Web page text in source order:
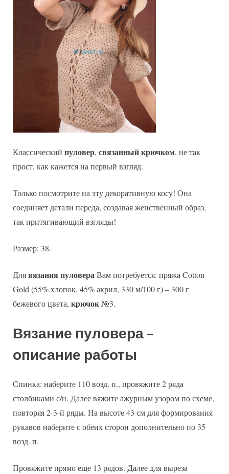
Классический пуловер, связанныйкрючком, не так
прост, как кажется на первый взгляд.
Только посмотрите на эту декоративную косу! Она
соединяет детали переда, создавая женственный образ,
так притягивающий взгляды!
Размер: 38.
ДлявязанияпуловераВам потребуется: пряжа Cotton
Gold (55% хлопок, 45% акрил, 330 м/100 г) – 300 г
бежевого цвета, крючок№3.
Вязание пуловера –
описание работы
Спинка: наберите 110 возд. п., провяжите 2 ряда
столбиками с/н. Далее вяжите ажурным узором по схеме,
повторяя 2-3-й ряды. На высоте 43 см для формирования
рукавов наберите с обеих сторон дополнительно по 35
возд. п.
Провяжите прямо еще 13 рядов. Далее для выреза